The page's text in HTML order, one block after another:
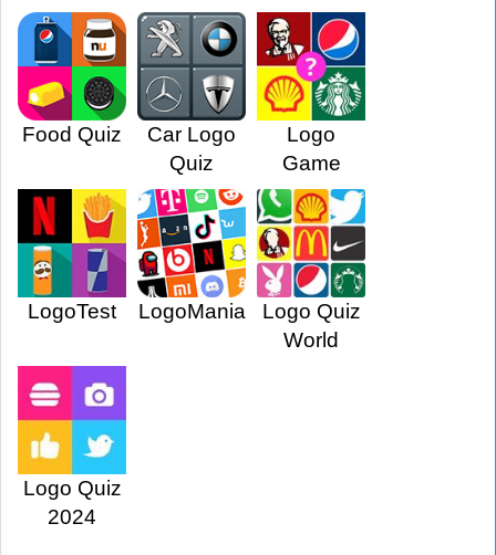
Food Quiz
Car Logo
Quiz
Logo
Game
LogoTest LogoMania
Logo Quiz
World
Logo Quiz
2024